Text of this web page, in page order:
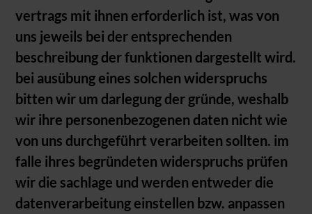
vertrags mit ihnen erforderlich ist, was von
uns jeweils bei der entsprechenden
beschreibung der funktionen dargestellt wird.
bei ausübung eines solchen widerspruchs
bitten wir um darlegung der gründe, weshalb
wir ihre personenbezogenen daten nicht wie
von uns durchgeführt verarbeiten sollten. im
falle ihres begründeten widerspruchs prüfen
wir die sachlage und werden entweder die
datenverarbeitung einstellen bzw. anpassen